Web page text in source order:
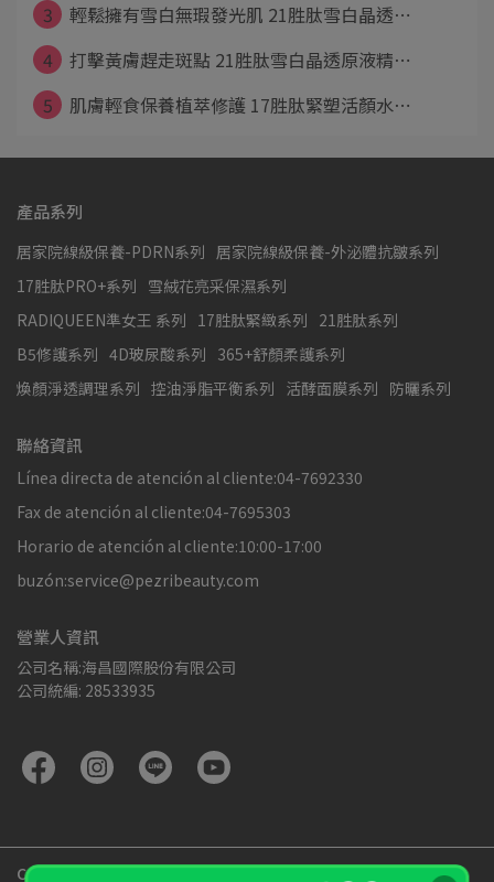
3
輕鬆擁有雪白無瑕發光肌 21胜肽雪白晶透⋯
4
打擊黃膚趕走斑點 21胜肽雪白晶透原液精⋯
5
肌膚輕食保養植萃修護 17胜肽緊塑活顏水⋯
產品系列
居家院線級保養-PDRN系列 居家院線級保養-外泌體抗皺系列
17胜肽PRO+系列 雪絨花亮采保濕系列
RADIQUEEN準女王 系列 17胜肽緊緻系列 21胜肽系列
B5修護系列 4D玻尿酸系列 365+舒顏柔護系列
煥顏淨透調理系列 控油淨脂平衡系列 活酵面膜系列 防曬系列
聯絡資訊
Línea directa de atención al cliente:04-7692330
Fax de atención al cliente:04-7695303
Horario de atención al cliente:10:00-17:00
buzón:service@pezribeauty.com
營業人資訊
公司名稱:海昌國際股份有限公司
公司統編: 28533935
Copyright ©PEZRI派翠胜肽專家官方網站All Rights Reserved.